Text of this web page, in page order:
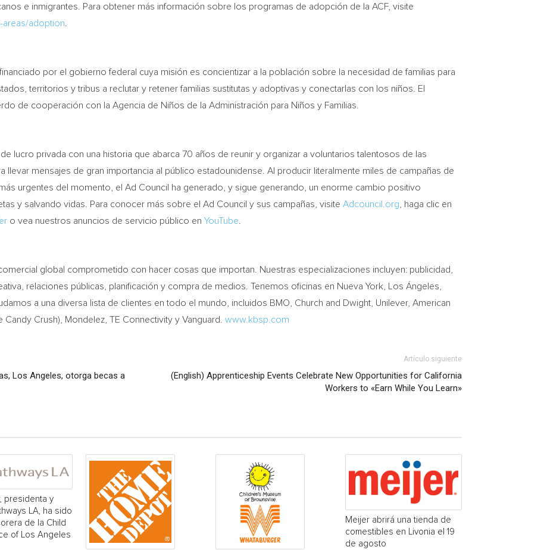
e inmigrantes. Para obtener más información sobre los programas de adopción de la ACF, visite
areas/adoption
por el gobierno federal cuya misión es concientizar a la población sobre la necesidad de familias para
territorios y tribus a reclutar y retener familias sustitutas y adoptivas y conectarlas con los niños. El
de cooperación con la Agencia de Niños de la Administración para Niños y Familias.
lucro privada con una historia que abarca 70 años de reunir y organizar a voluntarios talentosos de las
llevar mensajes de gran importancia al público estadounidense. Al producir literalmente miles de campañas de
urgentes del momento, el Ad Council ha generado, y sigue generando, un enorme cambio positivo
y salvando vidas. Para conocer más sobre el Ad Council y sus campañas, visite Adcouncil.org , haga clic en
o vea nuestros anuncios de servicio público en YouTube
global comprometido con hacer cosas que importan. Nuestras especializaciones incluyen: publicidad,
relaciones públicas, planificación y compra de medios. Tenemos oficinas en Nueva York , Los Ángeles,
a una diversa lista de clientes en todo el mundo, incluidos BMO, Church and Dwight, Unilever, American
Crush), Mondelez, TE Connectivity y Vanguard. www.kbsp.com
Los Angeles, otorga becas a
Artículo siguiente
(English) Apprenticeship Events Celebrate New Opportunities for California
Workers to «Earn While You Learn»
presidenta y
LA, ha sido
de la Child
of Los Angeles
Meijer abrirá una tienda de
comestibles en Livonia el 19
de agosto